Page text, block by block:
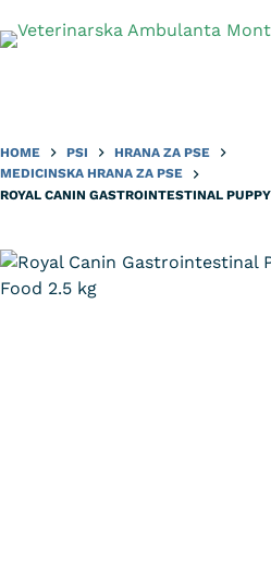
HOME PSI
HRANA ZA PSE
MEDICINSKA HRANA ZA PSE
ROYAL CANIN GASTROINTESTINAL